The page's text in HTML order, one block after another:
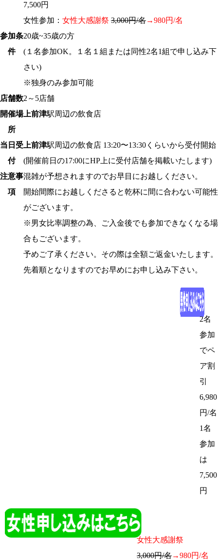
7,500円
女性参加： 女性大感謝祭 3,000円/名→980円/名
参加条
件
20歳~35歳の方
(１名参加OK。１名１組または同性2名1組で申し込み下
さい)
※独身のみ参加可能
店舗数2～5店舗
開催場
所
上前津駅周辺の飲食店
当日受
付
上前津駅周辺の飲食店 13:20〜13:30くらいから受付開始
(開催前日の17:00にHP上に受付店舗を掲載いたします)
注意事
項
混雑が予想されますのでお早目にお越しください。
開始間際にお越しくださると乾杯に間に合わない可能性
がございます。
※男女比率調整の為、ご入金後でも参加できなくなる場
合もございます。
予めご了承ください。その際は全額ご返金いたします。
先着順となりますのでお早めにお申し込み下さい。
2名
参加
でペ
ア割
引
6,980
円/名
1名
参加
は
7,500
円
女性大感謝祭
3,000円/名→980円/名